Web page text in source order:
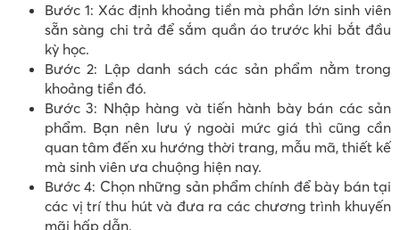
Bước 1: Xác định khoảng tiền mà phần lớn sinh viên
sẵn sàng chi trả để sắm quần áo trước khi bắt đầu
kỳ học.
Bước 2: Lập danh sách các sản phẩm nằm trong
khoảng tiền đó.
Bước 3: Nhập hàng và tiến hành bày bán các sản
phẩm. Bạn nên lưu ý ngoài mức giá thì cũng cần
quan tâm đến xu hướng thời trang, mẫu mã, thiết kế
mà sinh viên ưa chuộng hiện nay.
Bước 4: Chọn những sản phẩm chính để bày bán tại
các vị trí thu hút và đưa ra các chương trình khuyến
mãi hấp dẫn.